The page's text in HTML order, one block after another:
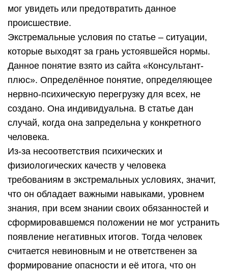
мог увидеть или предотвратить данное
происшествие.
Экстремальные условия по статье – ситуации,
которые выходят за грань устоявшейся нормы.
Данное понятие взято из сайта «Консультант-
плюс». Определённое понятие, определяющее
нервно-психическую перегрузку для всех, не
создано. Она индивидуальна. В статье дан
случай, когда она запредельна у конкретного
человека.
Из-за несоответствия психических и
физиологических качеств у человека
требованиям в экстремальных условиях, значит,
что он обладает важными навыками, уровнем
знания, при всем знании своих обязанностей и
сформировавшемся положении не мог устранить
появление негативных итогов. Тогда человек
считается невиновным и не ответственен за
формирование опасности и её итога, что он